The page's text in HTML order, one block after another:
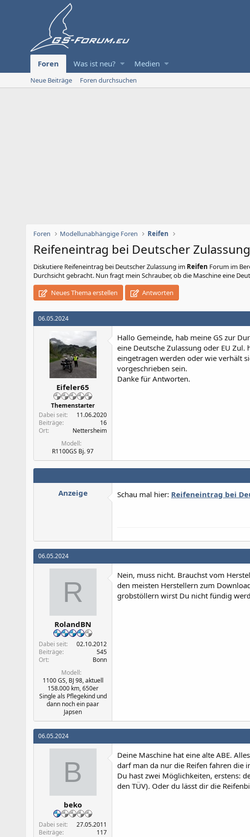
Foren Was ist neu? Medien
Neue Beiträge Foren durchsuchen
Foren Modellunabhängige Foren Reifen
Reifeneintrag bei Deutscher Zulassung
Diskutiere Reifeneintrag bei Deutscher Zulassung im Reifen Forum im
Durchsicht gebracht. Nun fragt mein Schrauber, ob die Maschine eine
Neues Thema erstellen
Antworten
06.05.2024
Eifeler65
Themenstarter
Dabei seit
11.06.2020
Beiträge
16
Ort
Nettersheim
Modell
R1100GS Bj. 97
Hallo Gemeinde, hab meine GS zur
eine Deutsche Zulassung oder EU
eingetragen werden oder wie verhält
vorgeschrieben sein.
Danke für Antworten.
Anzeige Schau mal hier: Reifeneintrag bei
06.05.2024
R
RolandBN
Dabei seit
02.10.2012
Beiträge
545
Ort
Bonn
Modell
1100 GS, BJ 98, aktuell
158.000 km, 650er
Single als Pflegekind und
dann noch ein paar
Japsen
Nein, muss nicht. Brauchst vom
den meisten Herstellern zum
grobstöllern wirst Du nicht fündig
06.05.2024
B
beko
Dabei seit
27.05.2011
Beiträge
117
Deine Maschine hat eine alte ABE.
darf man da nur die Reifen fahren die
Du hast zwei Möglichkeiten, erstens:
den TÜV). Oder du lässt dir die